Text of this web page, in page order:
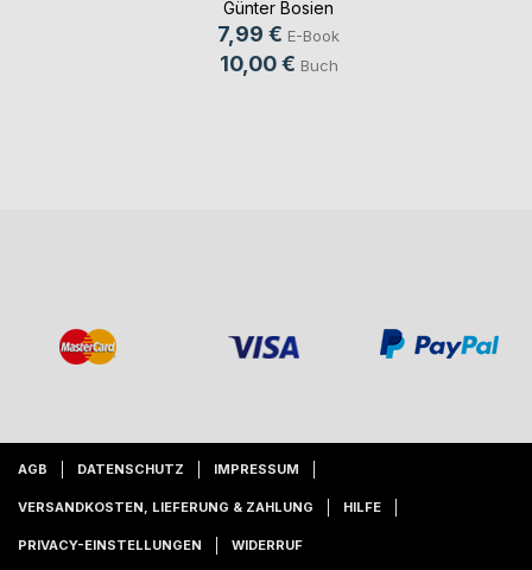
Günter Bosien
7,99 € E-Book
10,00 € Buch
AGB DATENSCHUTZ IMPRESSUM
VERSANDKOSTEN, LIEFERUNG & ZAHLUNG HILFE
PRIVACY-EINSTELLUNGEN WIDERRUF